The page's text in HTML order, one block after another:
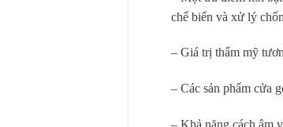
chế biến và xử lý
– Giá trị thẩm mỹ
– Các sản phẩm cửa
– Khả năng cách âm